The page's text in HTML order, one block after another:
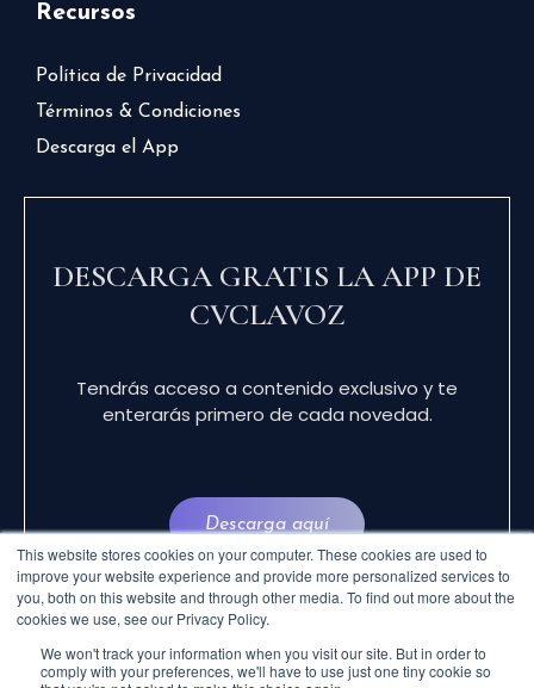
This website stores cookies on your computer. These cookies are used to
improve your website experience and provide more personalized services to
you, both on this website and through other media. To find out more about the
cookies we use, see our Privacy Policy.
We won't track your information when you visit our site. But in order to
comply with your preferences, we'll have to use just one tiny cookie so
Recursos
Política de Privacidad
Términos & Condiciones
Descarga el App
DESCARGA GRATIS LA APP DE
CVCLAVOZ
Tendrás acceso a contenido exclusivo y te
enterarás primero de cada novedad.
Descarga aquí